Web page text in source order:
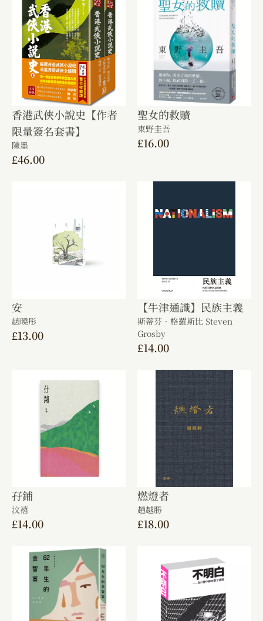
香港武俠小說史【作者
限量簽名套書】
陳墨
£46.00
聖女的救贖
東野圭吾
£16.00
安
趙曉彤
£13.00
【牛津通識】民族主義
斯蒂芬．格羅斯比 Steven
Grosby
£14.00
孖鋪
汶禧
£14.00
燃燈者
趙越勝
£18.00